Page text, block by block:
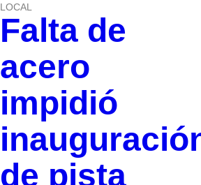
LOCAL
Falta de
acero
impidió
de pista